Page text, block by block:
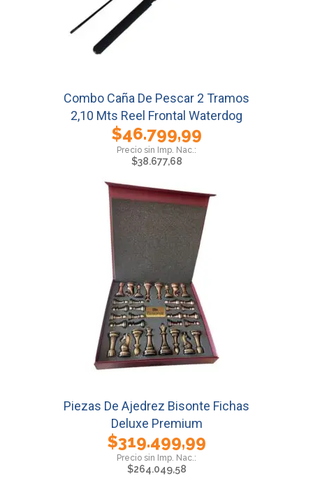
Combo Caña De Pescar 2 Tramos
2,10 Mts Reel Frontal Waterdog
$46.799,99
$38.677,68
Piezas De Ajedrez Bisonte Fichas
Deluxe Premium
$319.499,99
$264.049,58